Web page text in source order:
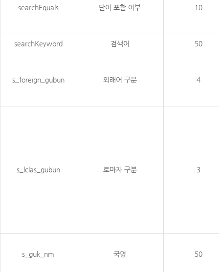
searchEquals 단어 포함 여부 10
searchKeyword 검색어 50
s_foreign_gubun 외래어 구분 4
s_lclas_gubun 로마자 구분 3
s_guk_nm 국명 50